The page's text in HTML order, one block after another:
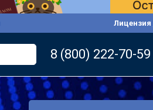
Лицензия
8 (800) 222-70-59